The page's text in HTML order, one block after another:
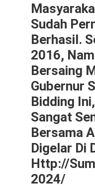
Sudah
Berhasil.
2016,
Bersaing
Gubernur
Bidding
Sangat
Bersama
Digelar Di
Http://
2024/